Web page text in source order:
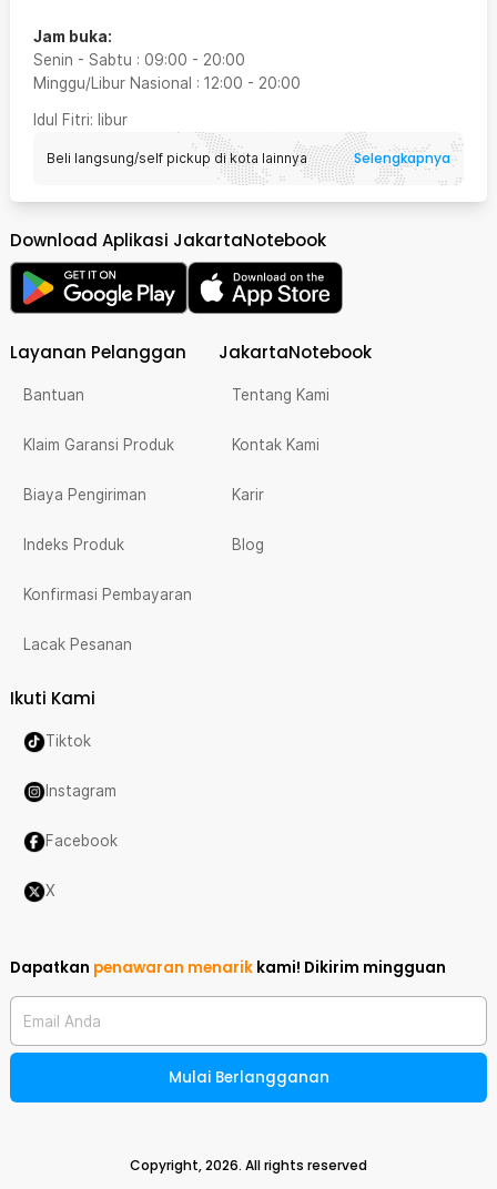
Jam buka:
Senin - Sabtu : 09:00 - 20:00
Minggu/Libur Nasional : 12:00 - 20:00
Idul Fitri: libur
Beli langsung/self pickup di kota lainnya Selengkapnya
Download Aplikasi JakartaNotebook
Layanan Pelanggan
Bantuan
Klaim Garansi Produk
Biaya Pengiriman
Indeks Produk
Konfirmasi Pembayaran
Lacak Pesanan
JakartaNotebook
Tentang Kami
Kontak Kami
Karir
Blog
Ikuti Kami
Tiktok
Instagram
Facebook
X
Dapatkan penawaran menarik kami! Dikirim mingguan
Email Anda
Mulai Berlangganan
Copyright,2026. All rights reserved